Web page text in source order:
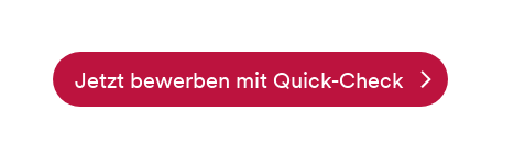
Jetzt bewerben mit Quick-Check